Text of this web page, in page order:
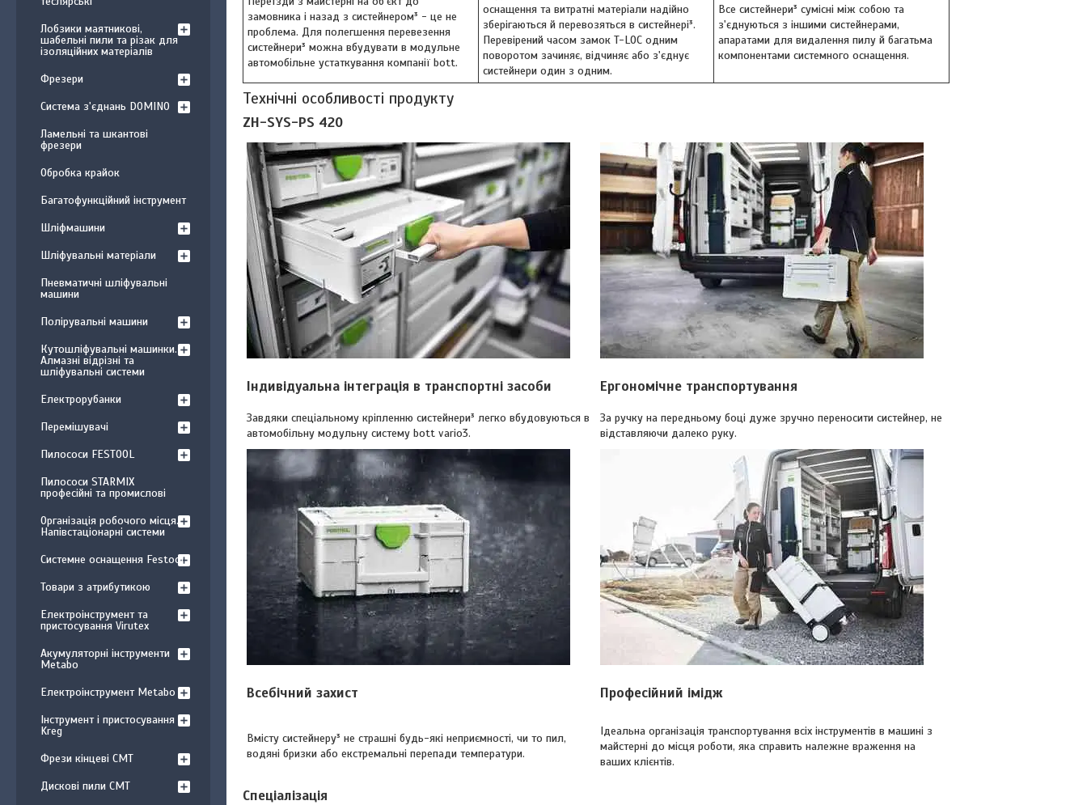
замовника і назад з систейнером³ - це не
проблема. Для полегшення перевезення
систейнери³ можна вбудувати в модульне
автомобільне устаткування компанії bott.
оснащення та витратні матеріали надійно
зберігаються й перевозяться в систейнері³.
Перевірений часом замок T-LOC одним
поворотом зачиняє, відчиняє або з'єднує
систейнери один з одним.
Все систейнери³ сумісні між собою та
з'єднуються з іншими систейнерами,
апаратами для видалення пилу й багатьма
компонентами системного оснащення.
Технічні особливості продукту
ZH-SYS-PS 420
Індивідуальна інтеграція в транспортні засоби Ергономічне транспортування
Завдяки спеціальному кріпленню систейнери³ легко вбудовуються в
автомобільну модульну систему bott vario3.
За ручку на передньому боці дуже зручно переносити систейнер, не
відставляючи далеко руку.
Всебічний захист Професійний імідж
Вмісту систейнеру³ не страшні будь-які неприємності, чи то пил,
водяні бризки або екстремальні перепади температури.
Ідеальна організація транспортування всіх інструментів в машині з
майстерні до місця роботи, яка справить належне враження на
ваших клієнтів.
Спеціалізація
Лобзики маятникові,
шабельні пили та різак для
ізоляційних матеріалів
Фрезери
Система з'єднань DOMINO
Ламельні та шкантові
фрезери
Обробка крайок
Багатофункційний інструмент
Шліфмашини
Шліфувальні матеріали
Пневматичні шліфувальні
машини
Полірувальні машини
Кутошліфувальні машинки.
Алмазні відрізні та
шліфувальні системи
Електрорубанки
Перемішувачі
Пилососи FESTOOL
Пилососи STARMIX
професійні та промислові
Організація робочого місця.
Напівстаціонарні системи
Системне оснащення Festool
Товари з атрибутикою
Електроінструмент та
пристосування Virutex
Акумуляторні інструменти
Metabo
Електроінструмент Metabo
Інструмент і пристосування
Kreg
Фрези кінцеві CMT
Дискові пили CMT